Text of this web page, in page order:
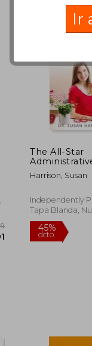
45%
dcto.
The All-Star
Professional
Inglés)
Harrison, Susan
Independently
Tapa Blanda,
Ir